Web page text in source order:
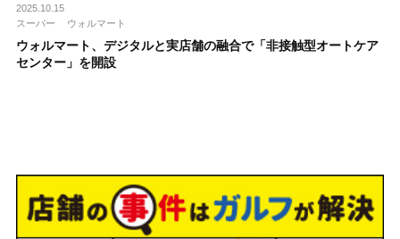
2025.10.15
スーパー
ウォルマート
ウォルマート、デジタルと実店舗の融合で「非接触型オートケア
センター」を開設